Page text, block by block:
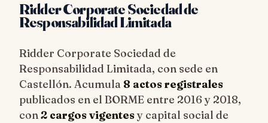
Ridder Corporate Sociedad de
Responsabilidad Limitada
Ridder Corporate Sociedad de
Responsabilidad Limitada, con sede en
Castellón. Acumula 8 actos registrales
publicados en el BORME entre 2016 y 2018,
con2 cargos vigentesy capital social de